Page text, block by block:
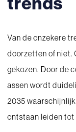
Van de onzekere
doorzetten of niet.
gekozen. Door de
assen wordt
2035
ontstaan leiden tot